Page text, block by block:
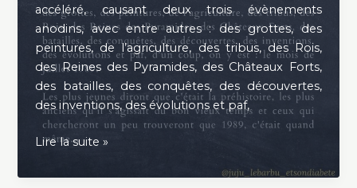
accéléré, causant deux trois évènements
anodins, avec entre autres : des grottes, des
peintures, de l’agriculture, des tribus, des Rois,
des Reines des Pyramides, des Châteaux Forts,
des batailles, des conquêtes, des découvertes,
des inventions, des évolutions et paf,
Comment
a
Lire la suite »